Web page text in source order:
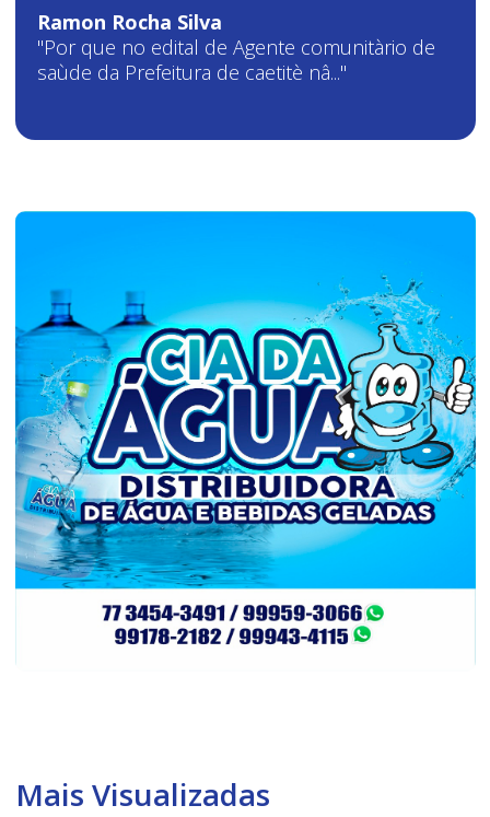
Ramon Rocha Silva
"Por que no edital de Agente comunitàrio de
saùde da Prefeitura de caetitè nâ..."
Mais Visualizadas